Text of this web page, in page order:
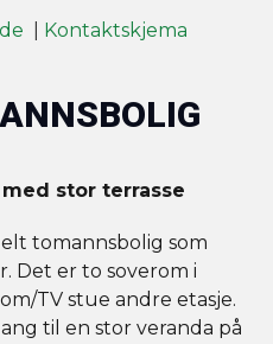
Kontaktskjema
stor terrasse
tomannsbolig som
Det er to soverom i
TV stue andre etasje.
til en stor veranda på